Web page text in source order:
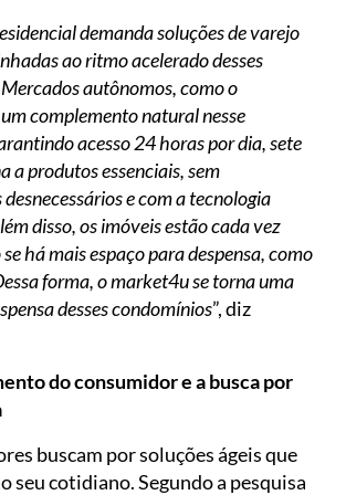
demanda soluções de varejo
ao ritmo acelerado desses
autônomos, como o
complemento natural nesse
acesso 24 horas por dia, sete
a produtos essenciais, sem
e com a tecnologia
disso, os imóveis estão cada vez
há mais espaço para despensa, como
forma, o market4u se torna uma
desses condomínios”, diz
do consumidor e a busca por
buscam por soluções ágeis que
seu cotidiano. Segundo a pesquisa